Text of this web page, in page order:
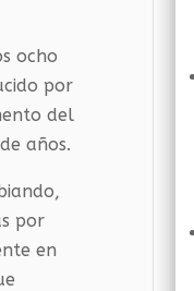
ocho
por
del
años.
por
en